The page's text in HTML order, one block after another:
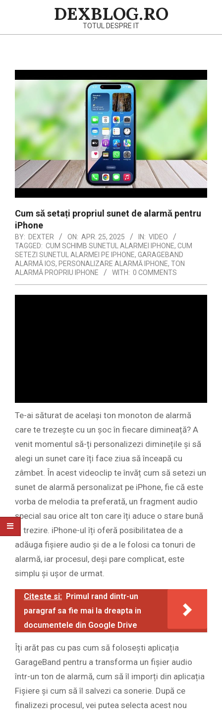
DEXBLOG.RO
TOTUL DESPRE IT
Navigation
Menu
Cum să setați propriul sunet de alarmă pentru
iPhone
BY: DEXTER ON: APR. 25, 2025 IN: VIDEO
TAGGED: CUM SCHIMB SUNETUL ALARMEI IPHONE, CUM
SETEZI SUNETUL ALARMEI PE IPHONE, GARAGEBAND
ALARMĂ IOS, PERSONALIZARE ALARMĂ IPHONE, TON
ALARMĂ PROPRIU IPHONE
WITH: 0 COMMENTS
Te-ai săturat de același ton monoton de alarmă
care te trezește cu un șoc în fiecare dimineață? A
venit momentul să-ți personalizezi diminețile și să
alegi un sunet care îți face ziua să înceapă cu
zâmbet. În acest videoclip te învăț cum să setezi un
sunet de alarmă personalizat pe iPhone, fie că este
vorba de melodia ta preferată, un fragment audio
special sau orice alt ton care îți aduce o stare bună
la trezire. iPhone-ul îți oferă posibilitatea de a
adăuga fișiere audio și de a le folosi ca tonuri de
alarmă, iar procesul, deși pare complicat, este
simplu și ușor de urmat.
Citeste si: Primul rand dintr-un
paragraf sa fie mai la dreapta in
documentele din Google Drive
Îți arăt pas cu pas cum să folosești aplicația
GarageBand pentru a transforma un fișier audio
într-un ton de alarmă, cum să îl imporți din aplicația
Fișiere și cum să îl salvezi ca sonerie. După ce
finalizezi procesul, vei putea selecta acest nou